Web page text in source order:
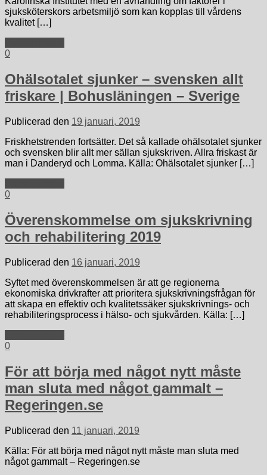
sjuksköterskors arbetsmiljö som kan kopplas till vårdens
kvalitet […]
0
Ohälsotalet sjunker – svensken allt
friskare | Bohusläningen – Sverige
Publicerad den 19 januari, 2019
Friskhetstrenden fortsätter. Det så kallade ohälsotalet sjunker
och svensken blir allt mer sällan sjukskriven. Allra friskast är
man i Danderyd och Lomma. Källa: Ohälsotalet sjunker […]
0
Överenskommelse om sjukskrivning
och rehabilitering 2019
Publicerad den 16 januari, 2019
Syftet med överenskommelsen är att ge regionerna
ekonomiska drivkrafter att prioritera sjukskrivningsfrågan för
att skapa en effektiv och kvalitetssäker sjukskrivnings- och
rehabiliteringsprocess i hälso- och sjukvården. Källa: […]
0
För att börja med något nytt måste
man sluta med något gammalt –
Regeringen.se
Publicerad den 11 januari, 2019
Källa: För att börja med något nytt måste man sluta med
något gammalt – Regeringen.se